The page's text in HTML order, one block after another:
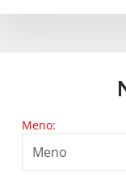
Meno: